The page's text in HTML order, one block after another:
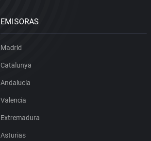
EMISORAS
Madrid
Catalunya
Andalucía
Valencia
Extremadura
Asturias